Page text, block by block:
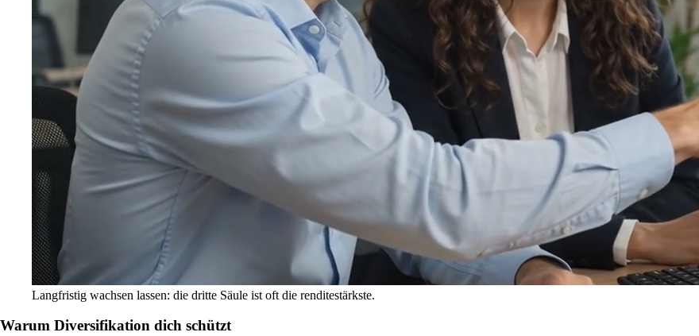
Langfristig wachsen lassen: die dritte Säule ist oft die renditestärkste.
Warum Diversifikation dich schützt